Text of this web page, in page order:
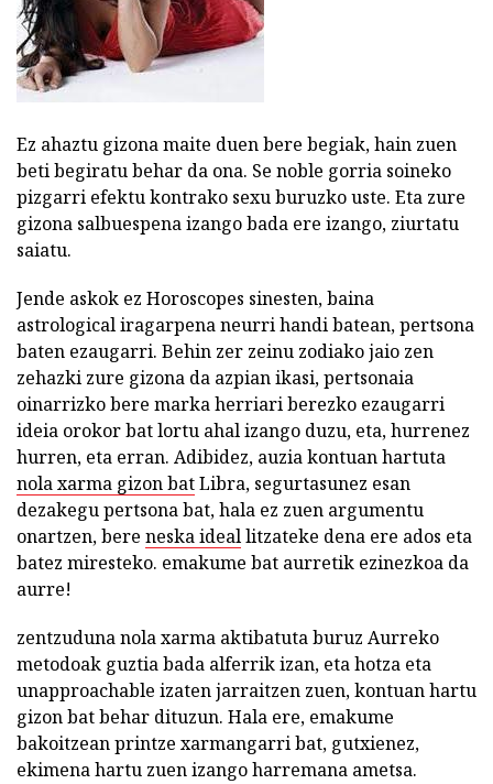
Ez ahaztu gizona maite duen bere begiak, hain zuen
beti begiratu behar da ona. Se noble gorria soineko
pizgarri efektu kontrako sexu buruzko uste. Eta zure
gizona salbuespena izango bada ere izango, ziurtatu
saiatu.
Jende askok ez Horoscopes sinesten, baina
astrological iragarpena neurri handi batean, pertsona
baten ezaugarri. Behin zer zeinu zodiako jaio zen
zehazki zure gizona da azpian ikasi, pertsonaia
oinarrizko bere marka herriari berezko ezaugarri
ideia orokor bat lortu ahal izango duzu, eta, hurrenez
hurren, eta erran. Adibidez, auzia kontuan hartuta
nola xarma gizon batLibra, segurtasunez esan
dezakegu pertsona bat, hala ez zuen argumentu
onartzen, bere neska ideallitzateke dena ere ados eta
batez miresteko. emakume bat aurretik ezinezkoa da
aurre!
zentzuduna nola xarma aktibatuta buruz Aurreko
metodoak guztia bada alferrik izan, eta hotza eta
unapproachable izaten jarraitzen zuen, kontuan hartu
gizon bat behar dituzun. Hala ere, emakume
bakoitzean printze xarmangarri bat, gutxienez,
ekimena hartu zuen izango harremana ametsa.